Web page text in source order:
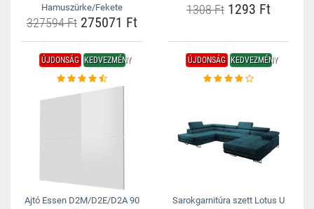
Hamuszürke/Fekete
327594 Ft 275071 Ft
1308 Ft 1293 Ft
ÚJDONSÁG KEDVEZMÉNY
Ajtó Essen D2M/D2E/D2A 90
ÚJDONSÁG KEDVEZMÉNY
Sarokgarnitúra szett Lotus U